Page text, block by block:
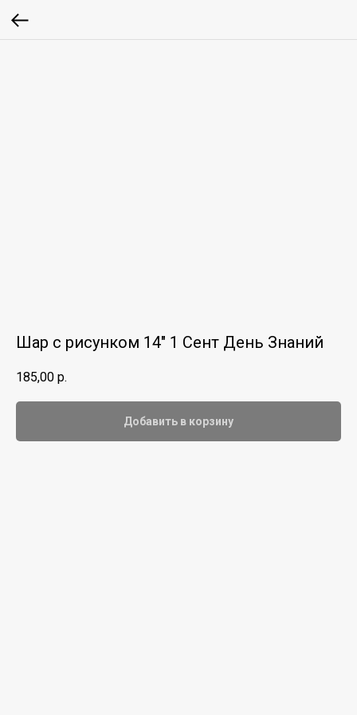
Шар с рисунком 14" 1 Сент День Знаний
185,00 р.
Добавить в корзину